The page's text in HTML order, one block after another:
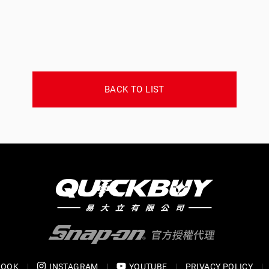
BACK TO LIST
INSTAGRAM YOUTUBE PRIVACY POLICY